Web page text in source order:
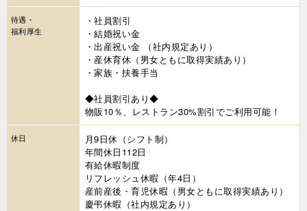
待遇・
福利厚生
・社員割引
・結婚祝い金
・出産祝い金 （社内規定あり）
・産休育休（男女ともに取得実績あり）
・家族・扶養手当
◆社員割引あり◆
物販10％、レストラン30%割引でご利用可能！
休日
月9日休（シフト制）
年間休日112日
有給休暇制度
リフレッシュ休暇（年4日）
産前産後・育児休暇（男女ともに取得実績あり）
慶弔休暇（社内規定あり）